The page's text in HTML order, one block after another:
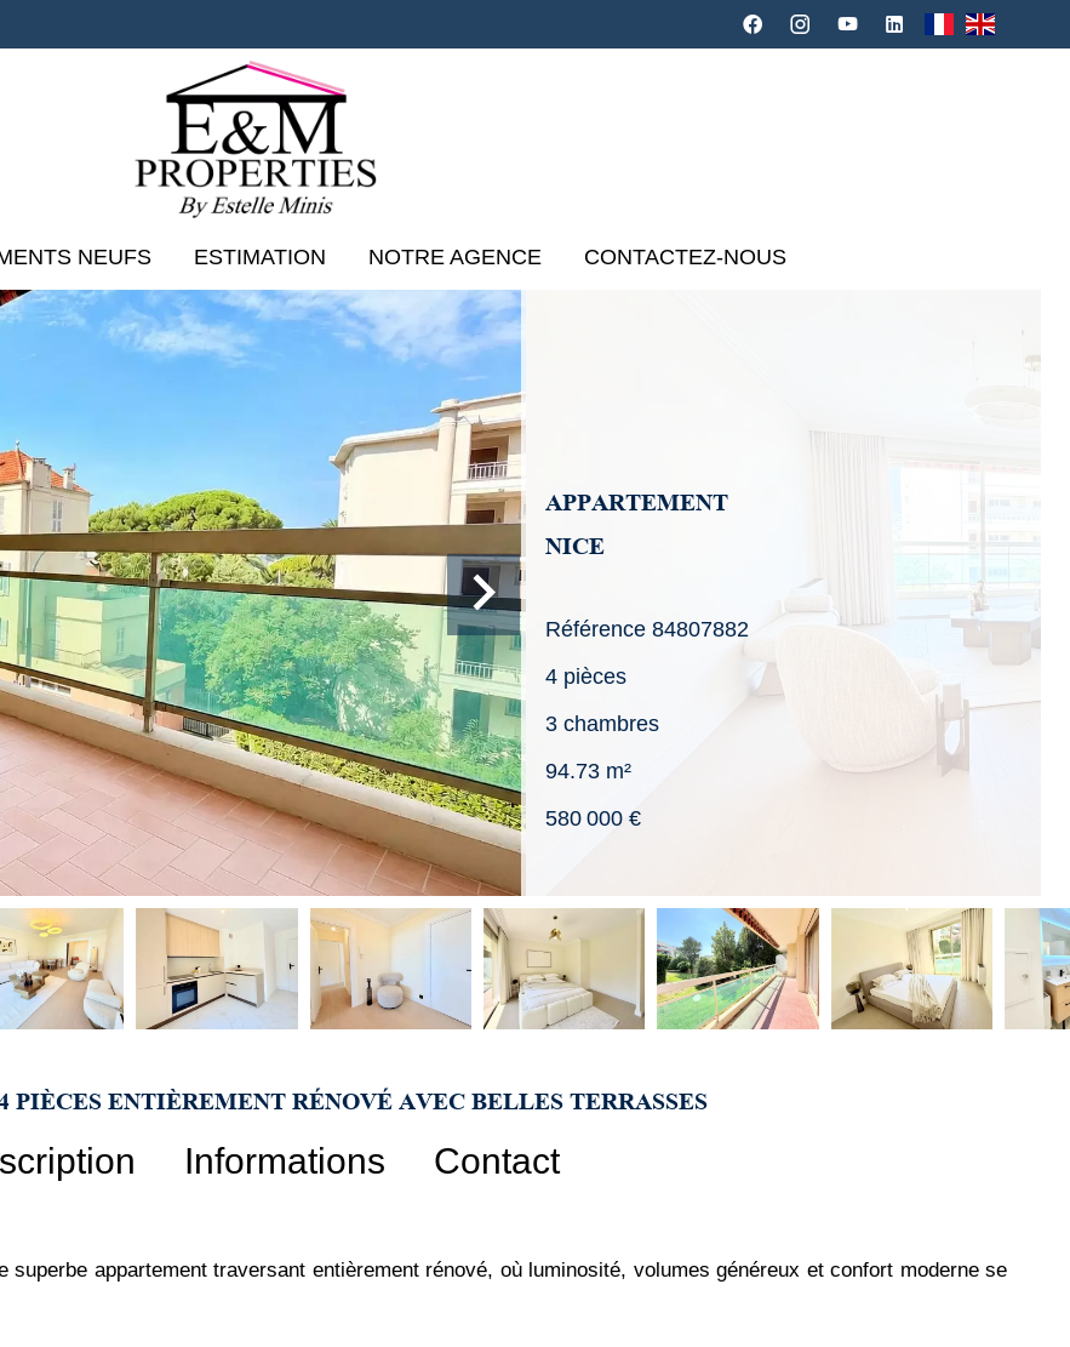
NEUFS ESTIMATION NOTRE AGENCE CONTACTEZ-NOUS
APPARTEMENT
NICE
Référence 84807882
4 pièces
3 chambres
94.73 m²
580 000 €
ENTIÈREMENT RÉNOVÉ AVEC BELLES TERRASSES
Informations Contact
appartement traversant entièrement rénové, où luminosité, volumes généreux et confort moderne se